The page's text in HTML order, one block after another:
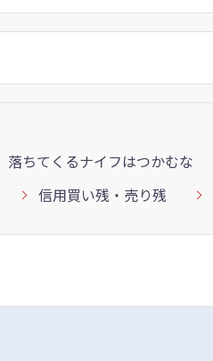
落ちてくるナイフはつかむな
信用買い残・売り残